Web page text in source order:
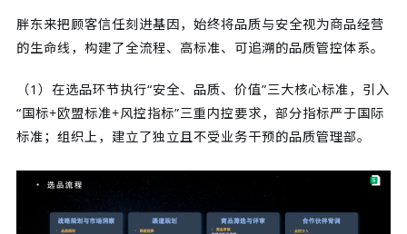
胖东来把顾客信任刻进基因，始终将品质与安全视为商品经营
的生命线，构建了全流程、高标准、可追溯的品质管控体系。
（1）在选品环节执行“安全、品质、价值”三大核心标准，引入
“国标+欧盟标准+风控指标”三重内控要求，部分指标严于国际
标准；组织上，建立了独立且不受业务干预的品质管理部。